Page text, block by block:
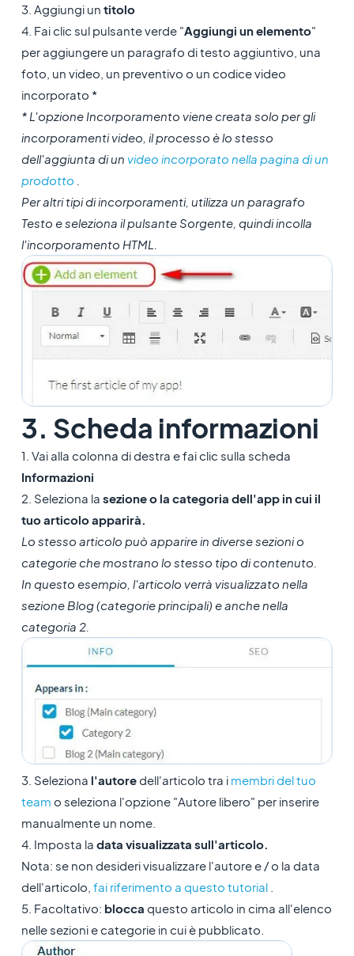
3. Aggiungi un titolo
4. Fai clic sul pulsante verde "Aggiungi un elemento"
per aggiungere un paragrafo di testo aggiuntivo, una
foto, un video, un preventivo o un codice video
incorporato *
* L'opzione Incorporamento viene creata solo per gli
incorporamenti video, il processo è lo stesso
dell'aggiunta di un video incorporato nella pagina di un
prodotto
Per altri tipi di incorporamenti, utilizza un paragrafo
Testo e seleziona il pulsante Sorgente, quindi incolla
l'incorporamento HTML.
3. Scheda informazioni
1. Vai alla colonna di destra e fai clic sulla scheda
Informazioni
2. Seleziona la sezione o la categoria dell'app in cui il
tuo articolo apparirà.
Lo stesso articolo può apparire in diverse sezioni o
categorie che mostrano lo stesso tipo di contenuto.
In questo esempio, l'articolo verrà visualizzato nella
sezione Blog (categorie principali) e anche nella
categoria 2.
3. Seleziona l'autoredell'articolo tra i membri del tuo
team o seleziona l'opzione "Autore libero" per inserire
manualmente un nome.
4. Imposta la data visualizzata sull'articolo.
Nota: se non desideri visualizzare l'autore e / o la data
dell'articolo, fai riferimento a questo tutorial.
5. Facoltativo: blocca questo articolo in cima all'elenco
nelle sezioni e categorie in cui è pubblicato.